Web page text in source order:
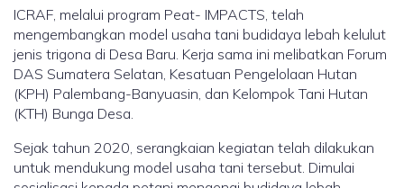
ICRAF, melalui program Peat- IMPACTS, telah
mengembangkan model usaha tani budidaya lebah kelulut
jenis trigona di Desa Baru. Kerja sama ini melibatkan Forum
DAS Sumatera Selatan, Kesatuan Pengelolaan Hutan
(KPH) Palembang-Banyuasin, dan Kelompok Tani Hutan
(KTH) Bunga Desa.
Sejak tahun 2020, serangkaian kegiatan telah dilakukan
untuk mendukung model usaha tani tersebut. Dimulai